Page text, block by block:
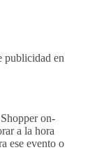
publicidad en
on-
a la hora
ese evento o